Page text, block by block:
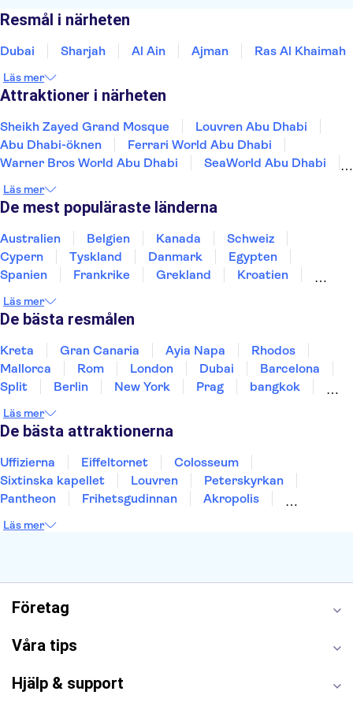
Resmål i närheten
Dubai Sharjah Al Ain Ajman Ras Al Khaimah
Läs mer
Attraktioner i närheten
Sheikh Zayed Grand Mosque
Louvren Abu Dhabi
Abu Dhabi-öknen
Ferrari World Abu Dhabi
Warner Bros World Abu Dhabi
SeaWorld Abu Dhabi
Yas Waterworld
Zayed National Museum Abu Dhabi
Öknen i Dubai
Dubai Marina
Dubai ökenreservat
Burj Khalifa Atlantis The Palm
Läs mer
De mest populäraste länderna
Australien Belgien Kanada
Schweiz
Cypern
Tyskland Danmark
Egypten
Spanien
Frankrike Grekland
Kroatien
Sverige
Thailand
Läs mer
De bästa resmålen
Kreta Gran Canaria Ayia Napa
Rhodos
Mallorca
Rom London Dubai
Barcelona
Split
Berlin New York Prag
bangkok
Uppsala
Helsingborg
Läs mer
De bästa attraktionerna
Uffizierna Eiffeltornet
Colosseum
Sixtinska kapellet
Louvren
Peterskyrkan
Pantheon
Frihetsgudinnan
Akropolis
Burj Khalifa
Läs mer
Företag
Våra tips
Hjälp & support